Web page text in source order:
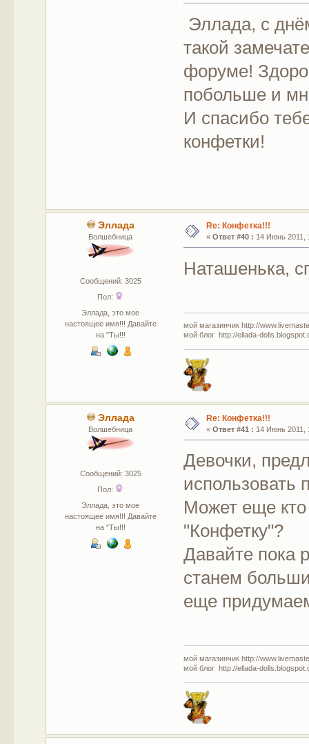
Эллада, с
такой
форуме!
побольше и
И спасибо
конфетки!
Эллада
Волшебница
Сообщений: 3025
Пол:
Эллада, это мое
настоящее имя!!! Давайте
на "Ты!!!
Re: Конфетка!!!
« Ответ #40 : 14 Июнь 2011,
Наташенька,
мой магазинчик http://
мой блог http://ellada-
Эллада
Волшебница
Сообщений: 3025
Пол:
Эллада, это мое
настоящее имя!!! Давайте
на "Ты!!!
Re: Конфетка!!!
« Ответ #41 : 14 Июнь 2011,
Девочки,
использовать
Может еще кто
"Конфетку"?
Давайте пока
станем
еще
мой магазинчик http://
мой блог http://ellada-